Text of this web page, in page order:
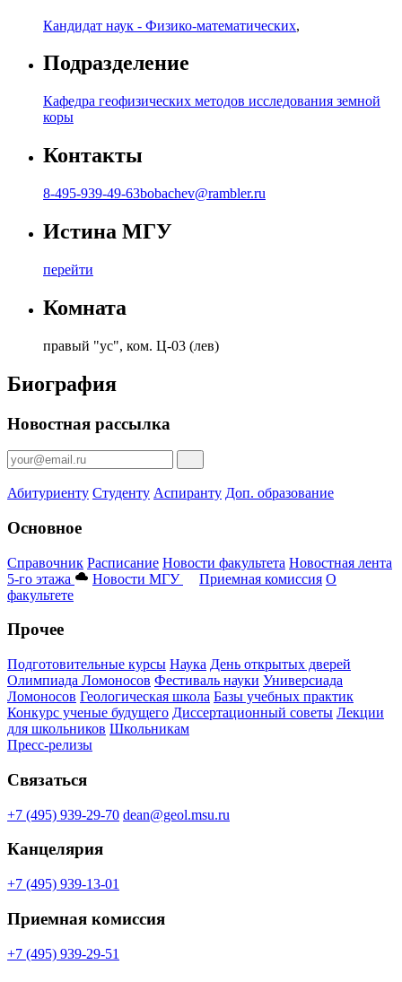
Кандидат наук - Физико-математических,
Подразделение
Кафедра геофизических методов исследования земной
коры
Контакты
8-495-939-49-63bobachev@rambler.ru
Истина МГУ
перейти
Комната
правый "ус", ком. Ц-03 (лев)
Биография
Новостная рассылка
Абитуриенту Студенту Аспиранту Доп. образование
Основное
Справочник Расписание Новости факультета Новостная лента
5-го этажа
Новости МГУ Приемная комиссия О
факультете
Прочее
Подготовительные курсы Наука День открытых дверей
Олимпиада Ломоносов Фестиваль науки Универсиада
Ломоносов Геологическая школа Базы учебных практик
Конкурс ученые будущего Диссертационный советы Лекции
для школьников Школьникам
Пресс-релизы
Связаться
+7 (495) 939-29-70 dean@geol.msu.ru
Канцелярия
+7 (495) 939-13-01
Приемная комиссия
+7 (495) 939-29-51